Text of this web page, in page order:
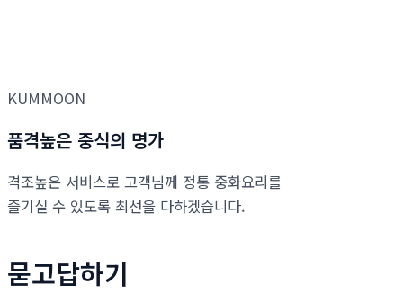
KUMMOON
품격높은 중식의 명가
격조높은 서비스로 고객님께 정통 중화요리를
즐기실 수 있도록 최선을 다하겠습니다.
묻고답하기